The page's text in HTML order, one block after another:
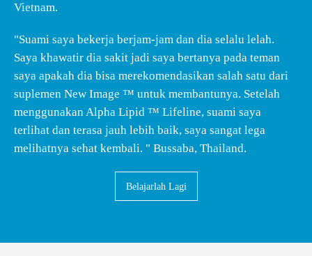
Vietnam.
"Suami saya bekerja berjam-jam dan dia selalu lelah.
Saya khawatir dia sakit jadi saya bertanya pada teman
saya apakah dia bisa merekomendasikan salah satu dari
suplemen New Image ™ untuk membantunya. Setelah
menggunakan Alpha Lipid ™ Lifeline, suami saya
terlihat dan terasa jauh lebih baik, saya sangat lega
melihatnya sehat kembali. " Bussaba, Thailand.
Belajarlah Lagi